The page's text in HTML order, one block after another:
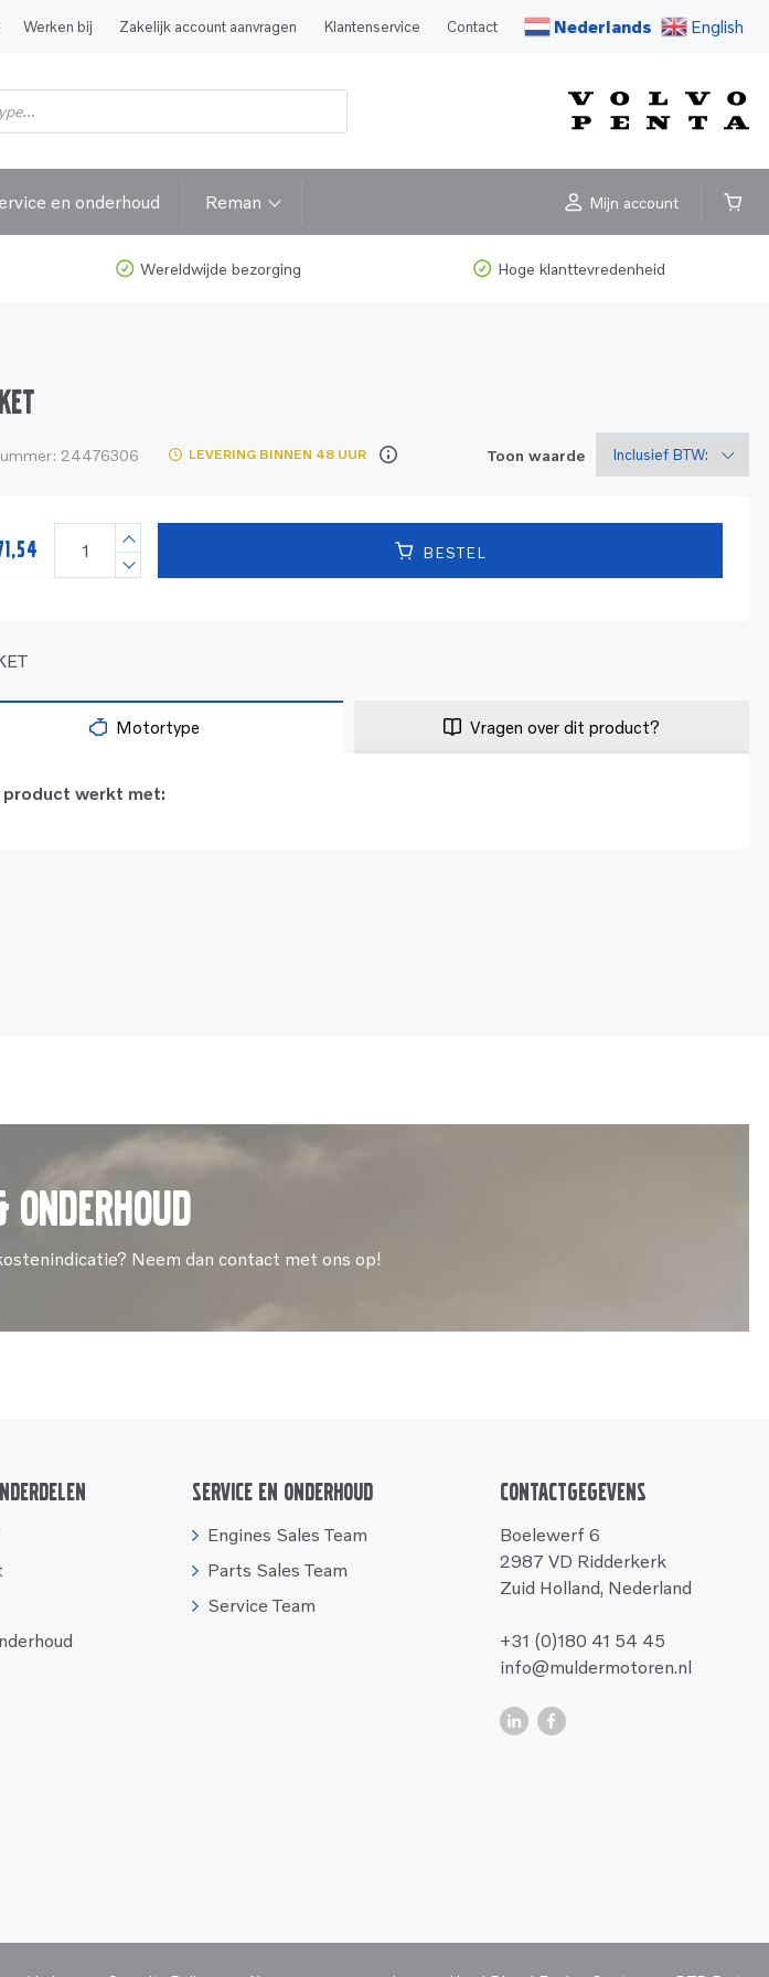
Werken bij Zakelijk account aanvragen Klantenservice Contact Nederlands English
en onderhoud Reman Mijn account
Wereldwijde bezorging Hoge klanttevredenheid
24476306 LEVERING BINNEN 48 UUR Toon waarde
BESTEL
Motortype Vragen over dit product?
werkt met:
onderhoud
Neem dan contact met ons op!
Service en onderhoud
Engines Sales Team
Parts Sales Team
Service Team
Contactgegevens
Boelewerf 6
2987 VD Ridderkerk
Zuid Holland, Nederland
+31 (0)180 41 54 45
info@muldermotoren.nl